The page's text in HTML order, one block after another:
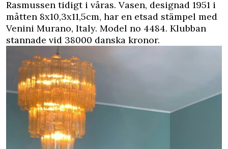
Rasmussen tidigt i våras. Vasen, designad 1951 i
måtten 8x10,3x11,5cm, har en etsad stämpel med
Venini Murano, Italy. Model no 4484. Klubban
stannade vid 38000 danska kronor.